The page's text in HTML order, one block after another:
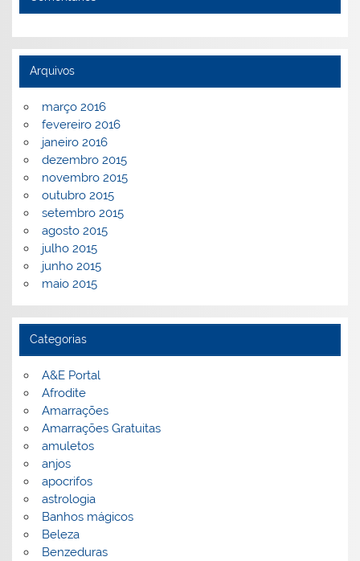
Arquivos
março 2016
fevereiro 2016
janeiro 2016
dezembro 2015
novembro 2015
outubro 2015
setembro 2015
agosto 2015
julho 2015
junho 2015
maio 2015
Categorias
A&E Portal
Afrodite
Amarrações
Amarrações Gratuitas
amuletos
anjos
apocrifos
astrologia
Banhos mágicos
Beleza
Benzeduras